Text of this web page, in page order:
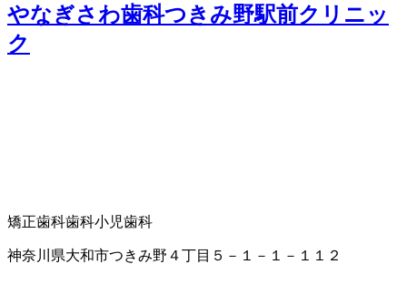
やなぎさわ歯科つきみ野駅前クリニッ
ク
矯正歯科歯科小児歯科
神奈川県大和市つきみ野４丁目５－１－１－１１２